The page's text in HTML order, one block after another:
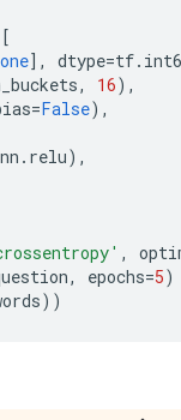
], dtype=tf.
, 16),
=False),
nn . relu),
,
, epochs=5)
))